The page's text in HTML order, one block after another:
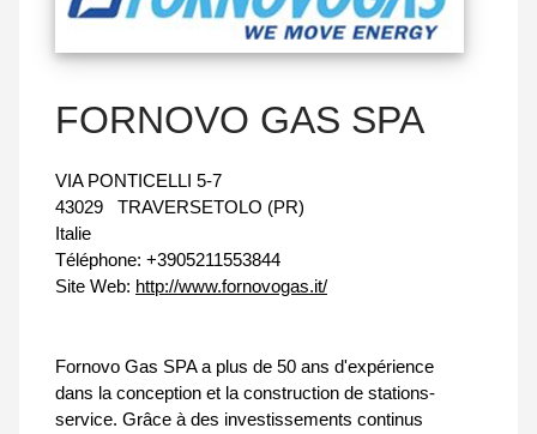
FORNOVO GAS SPA
VIA PONTICELLI 5-7
43029
TRAVERSETOLO (PR)
Italie
Téléphone: +3905211553844
Site Web: http://www.fornovogas.it/
Fornovo Gas SPA a plus de 50 ans d'expérience
dans la conception et la construction de stations-
service. Grâce à des investissements continus